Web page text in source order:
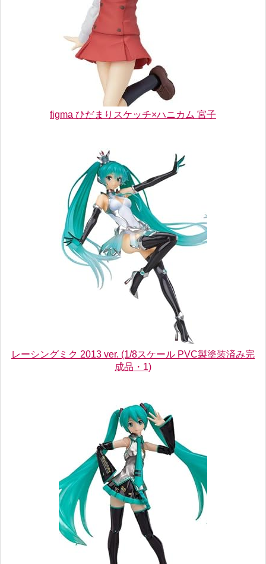
figma ひだまりスケッチ×ハニカム 宮子
レーシングミク 2013 ver. (1/8スケール PVC製塗装済み完
成品・1)